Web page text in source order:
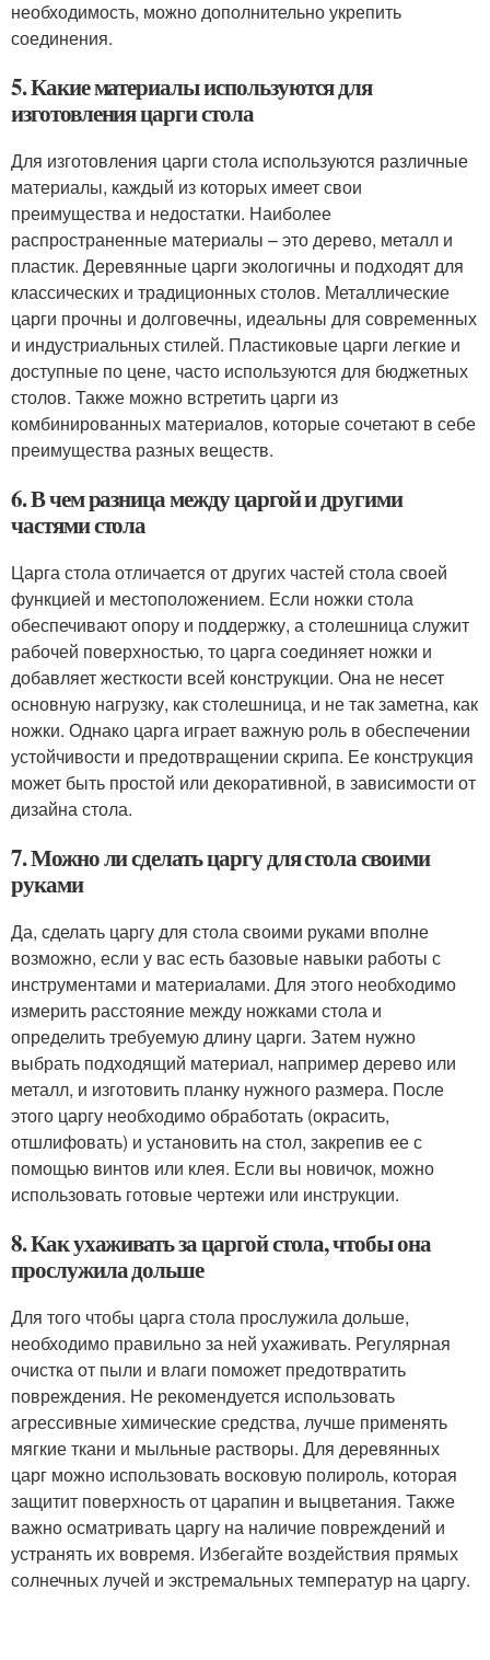
необходимость, можно дополнительно укрепить
соединения.
5. Какие материалы используются для
изготовления царги стола
Для изготовления царги стола используются различные
материалы, каждый из которых имеет свои
преимущества и недостатки. Наиболее
распространенные материалы – это дерево, металл и
пластик. Деревянные царги экологичны и подходят для
классических и традиционных столов. Металлические
царги прочны и долговечны, идеальны для современных
и индустриальных стилей. Пластиковые царги легкие и
доступные по цене, часто используются для бюджетных
столов. Также можно встретить царги из
комбинированных материалов, которые сочетают в себе
преимущества разных веществ.
6. В чем разница между царгой и другими
частями стола
Царга стола отличается от других частей стола своей
функцией и местоположением. Если ножки стола
обеспечивают опору и поддержку, а столешница служит
рабочей поверхностью, то царга соединяет ножки и
добавляет жесткости всей конструкции. Она не несет
основную нагрузку, как столешница, и не так заметна, как
ножки. Однако царга играет важную роль в обеспечении
устойчивости и предотвращении скрипа. Ее конструкция
может быть простой или декоративной, в зависимости от
дизайна стола.
7. Можно ли сделать царгу для стола своими
руками
Да, сделать царгу для стола своими руками вполне
возможно, если у вас есть базовые навыки работы с
инструментами и материалами. Для этого необходимо
измерить расстояние между ножками стола и
определить требуемую длину царги. Затем нужно
выбрать подходящий материал, например дерево или
металл, и изготовить планку нужного размера. После
этого царгу необходимо обработать (окрасить,
отшлифовать) и установить на стол, закрепив ее с
помощью винтов или клея. Если вы новичок, можно
использовать готовые чертежи или инструкции.
8. Как ухаживать за царгой стола, чтобы она
прослужила дольше
Для того чтобы царга стола прослужила дольше,
необходимо правильно за ней ухаживать. Регулярная
очистка от пыли и влаги поможет предотвратить
повреждения. Не рекомендуется использовать
агрессивные химические средства, лучше применять
мягкие ткани и мыльные растворы. Для деревянных
царг можно использовать восковую полироль, которая
защитит поверхность от царапин и выцветания. Также
важно осматривать царгу на наличие повреждений и
устранять их вовремя. Избегайте воздействия прямых
солнечных лучей и экстремальных температур на царгу.